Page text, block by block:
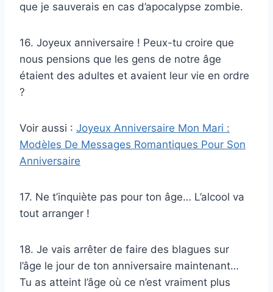
que je sauverais en cas d’apocalypse zombie.
16. Joyeux anniversaire ! Peux-tu croire que
nous pensions que les gens de notre âge
étaient des adultes et avaient leur vie en ordre
?
Voir aussi : Joyeux Anniversaire Mon Mari :
Modèles De Messages Romantiques Pour Son
Anniversaire
17. Ne t’inquiète pas pour ton âge… L’alcool va
tout arranger !
18. Je vais arrêter de faire des blagues sur
l’âge le jour de ton anniversaire maintenant…
Tu as atteint l’âge où ce n’est vraiment plus